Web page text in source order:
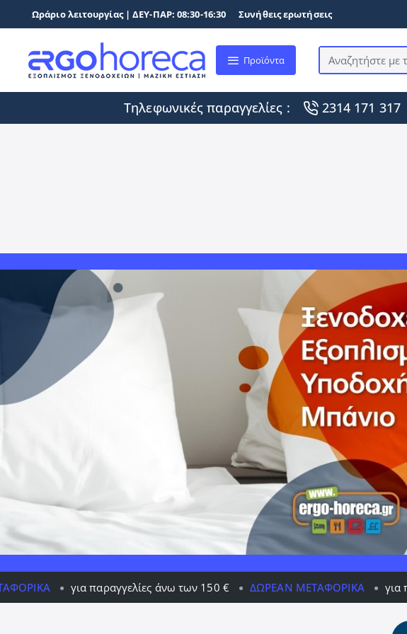
Ωράριο λειτουργίας | ΔΕΥ-ΠΑΡ: 08:30-16:30 Συνήθεις ερωτήσεις
Προϊόντα
Αναζητήστε
τη
δύναμη
της
Τηλεφωνικές παραγγελίες : 2314 171 317
άνω των 150 € ΔΩΡΕΆΝ ΜΕΤΑΦΟΡΙΚΆ για παραγγελίες άνω